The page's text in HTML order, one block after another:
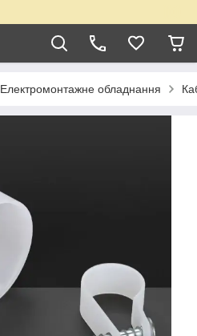
Електромонтажне обладнання